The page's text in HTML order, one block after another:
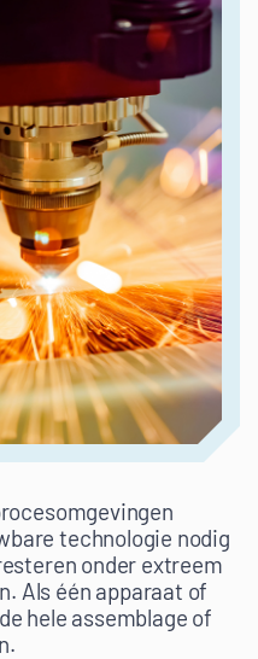
technologie nodig
onder extreem
Als één apparaat of
hele assemblage of